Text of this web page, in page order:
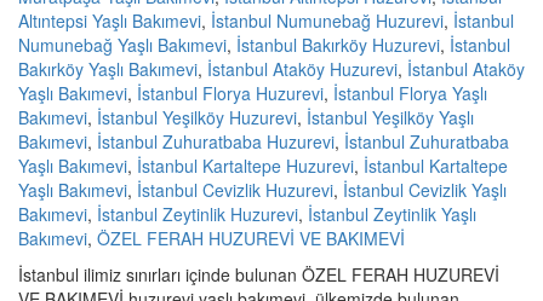
Altıntepsi Yaşlı Bakımevi, İstanbul Numunebağ Huzurevi, İstanbul
Numunebağ Yaşlı Bakımevi, İstanbul Bakırköy Huzurevi, İstanbul
Bakırköy Yaşlı Bakımevi, İstanbul Ataköy Huzurevi, İstanbul Ataköy
Yaşlı Bakımevi, İstanbul Florya Huzurevi, İstanbul Florya Yaşlı
Bakımevi, İstanbul Yeşilköy Huzurevi, İstanbul Yeşilköy Yaşlı
Bakımevi, İstanbul Zuhuratbaba Huzurevi, İstanbul Zuhuratbaba
Yaşlı Bakımevi, İstanbul Kartaltepe Huzurevi, İstanbul Kartaltepe
Yaşlı Bakımevi, İstanbul Cevizlik Huzurevi, İstanbul Cevizlik Yaşlı
Bakımevi, İstanbul Zeytinlik Huzurevi, İstanbul Zeytinlik Yaşlı
Bakımevi, ÖZEL FERAH HUZUREVİ VE BAKIMEVİ
İstanbul ilimiz sınırları içinde bulunan ÖZEL FERAH HUZUREVİ